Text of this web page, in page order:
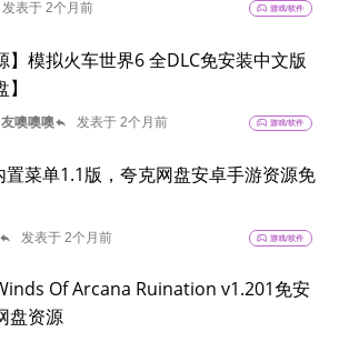
发表于 2个月前 sports_esports 游戏/软件
】模拟火车世界6 全DLC免安装中文版
噢噢噢reply 发表于 2个月前 sports_esports 游戏/软件
置菜单1.1版，夸克网盘安卓手游资源免
发表于 2个月前 sports_esports 游戏/软件
Of Arcana Ruination v1.201免安
盘资源